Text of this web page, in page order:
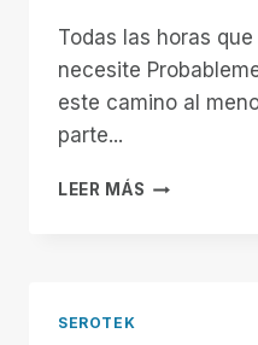
Todas las horas
necesite
este camino al
parte...
LEER MÁS NUEVAS
SEROTEK